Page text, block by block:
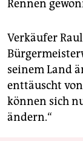
Rennen
Verkäufer
seinem Land
enttäuscht
können sich
ändern.“